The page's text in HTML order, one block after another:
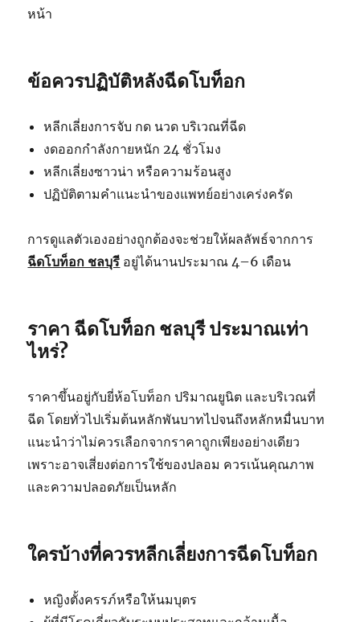
หน้า
ข้อควรปฏิบัติหลังฉีดโบท็อก
หลีกเลี่ยงการจับ กด นวด บริเวณที่ฉีด
งดออกกำลังกายหนัก 24 ชั่วโมง
หลีกเลี่ยงซาวน่า หรือความร้อนสูง
ปฏิบัติตามคำแนะนำของแพทย์อย่างเคร่งครัด
การดูแลตัวเองอย่างถูกต้องจะช่วยให้ผลลัพธ์จากการ
ฉีดโบท็อก ชลบุรี อยู่ได้นานประมาณ 4–6 เดือน
ราคา ฉีดโบท็อก ชลบุรี ประมาณเท่า
ไหร่?
ราคาขึ้นอยู่กับยี่ห้อโบท็อก ปริมาณยูนิต และบริเวณที่
ฉีด โดยทั่วไปเริ่มต้นหลักพันบาทไปจนถึงหลักหมื่นบาท
แนะนำว่าไม่ควรเลือกจากราคาถูกเพียงอย่างเดียว
เพราะอาจเสี่ยงต่อการใช้ของปลอม ควรเน้นคุณภาพ
และความปลอดภัยเป็นหลัก
ใครบ้างที่ควรหลีกเลี่ยงการฉีดโบท็อก
หญิงตั้งครรภ์หรือให้นมบุตร